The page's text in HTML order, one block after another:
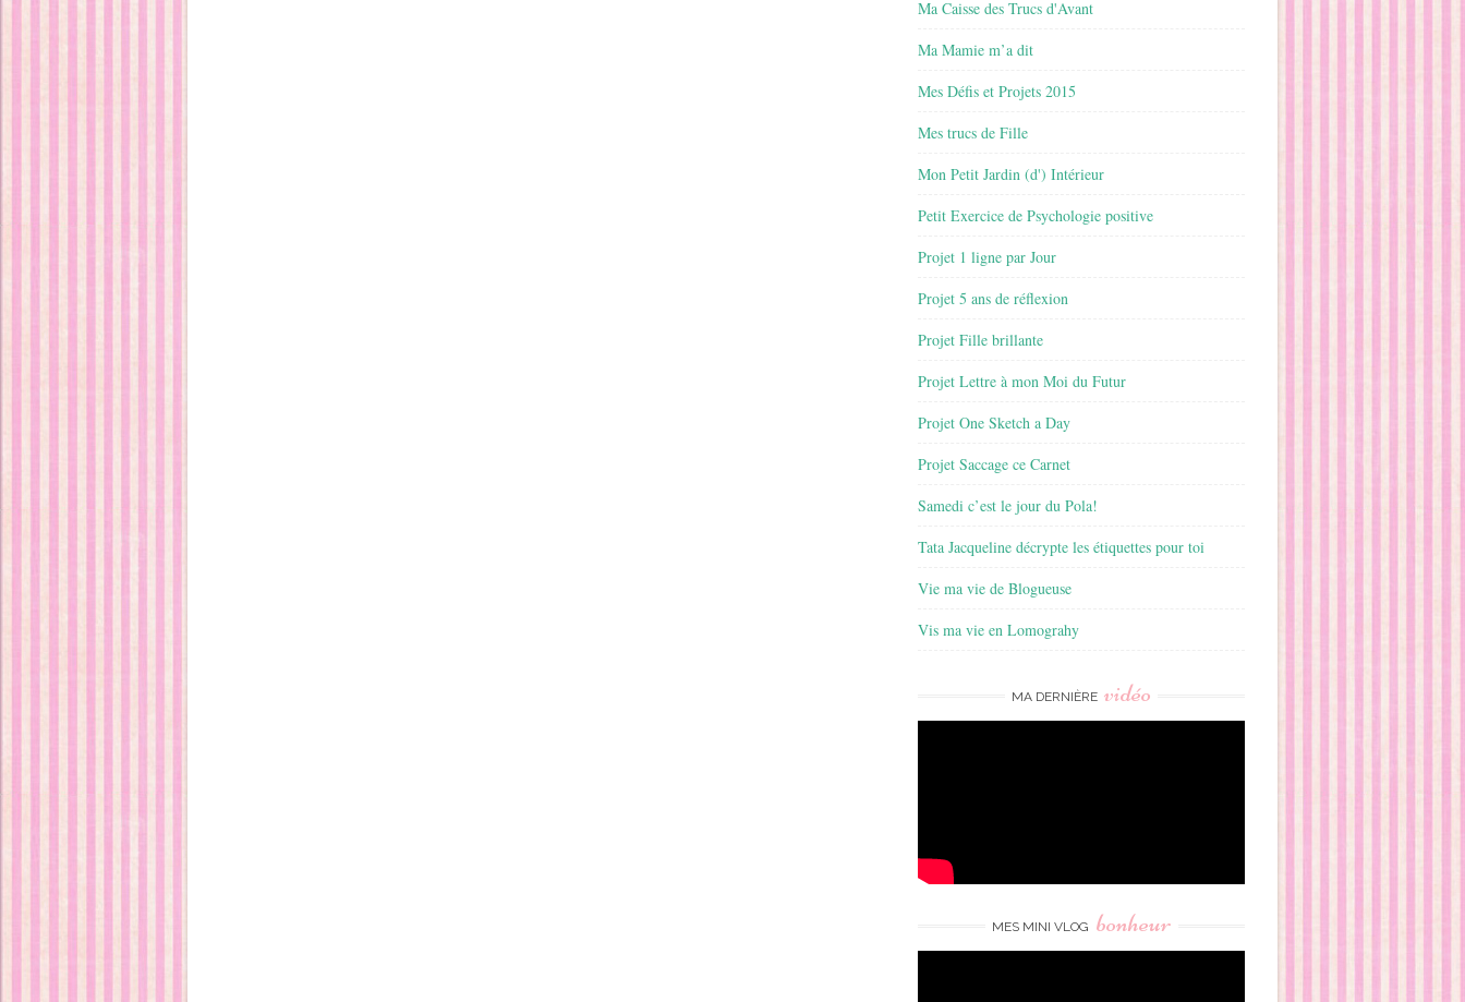
Ma Caisse des Trucs d'Avant
Ma Mamie m’a dit
Mes Défis et Projets 2015
Mes trucs de Fille
Mon Petit Jardin (d') Intérieur
Petit Exercice de Psychologie positive
Projet 1 ligne par Jour
Projet 5 ans de réflexion
Projet Fille brillante
Projet Lettre à mon Moi du Futur
Projet One Sketch a Day
Projet Saccage ce Carnet
Samedi c’est le jour du Pola!
Tata Jacqueline décrypte les étiquettes pour toi
Vie ma vie de Blogueuse
Vis ma vie en Lomograhy
MA DERNIÈRE vidéo
MES MINI VLOG bonheur